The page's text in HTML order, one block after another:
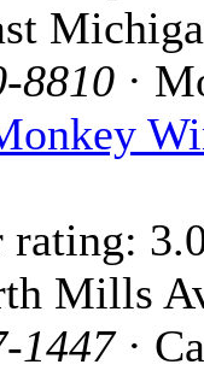
8810 ·
Mills
1447·